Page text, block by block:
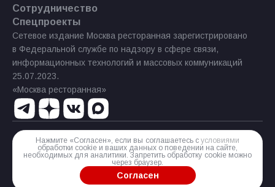
Сотрудничество
Спецпроекты
Сетевое издание Москва ресторанная зарегистрировано
в Федеральной службе по надзору в сфере связи,
информационных технологий и массовых коммуникаций
25.07.2023.
«Москва ресторанная»
Реестровая запись Эл № ФС77−85 644 от 21 июля 2023 г.
Разработка сайта
Нажмите «Согласен», если вы соглашаетесь с условиями
обработки cookie и ваших данных о поведении на сайте,
необходимых для аналитики. Запретить обработку cookie можно
через браузер.
Согласен